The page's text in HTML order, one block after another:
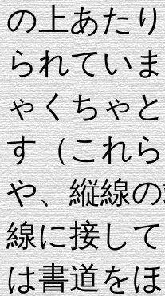
の上あた
られてい
ゃくちゃ
す（これ
や、縦線
線に接し
は書道を